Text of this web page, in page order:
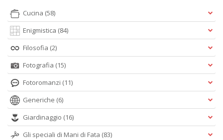
Cucina (58)
Enigmistica (84)
Filosofia (2)
Fotografia (15)
Fotoromanzi (11)
Generiche (6)
Giardinaggio (16)
Gli speciali di Mani di Fata (83)